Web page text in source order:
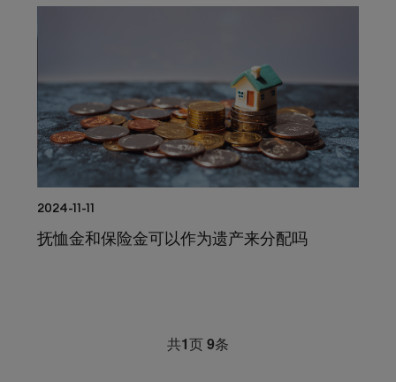
2024-11-11
抚恤金和保险金可以作为遗产来分配吗
共1页9条